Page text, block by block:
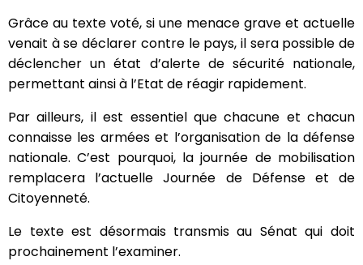
Grâce au texte voté, si une menace grave et actuelle
venait à se déclarer contre le pays, il sera possible de
déclencher un état d’alerte de sécurité nationale,
permettant ainsi à l’Etat de réagir rapidement.
Par ailleurs, il est essentiel que chacune et chacun
connaisse les armées et l’organisation de la défense
nationale. C’est pourquoi, la journée de mobilisation
remplacera l’actuelle Journée de Défense et de
Citoyenneté.
Le texte est désormais transmis au Sénat qui doit
prochainement l’examiner.